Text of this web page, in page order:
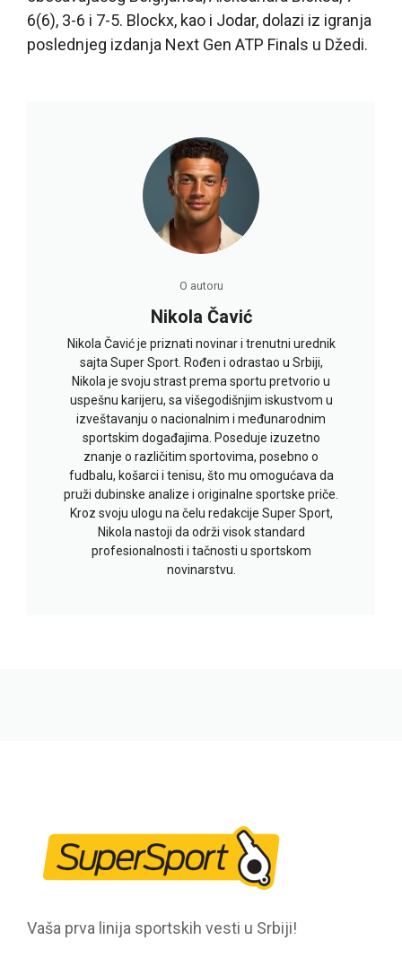
6(6), 3-6 i 7-5. Blockx, kao i Jodar, dolazi iz igranja
poslednjeg izdanja Next Gen ATP Finals u Džedi.
O autoru
Nikola Čavić
Nikola Čavić je priznati novinar i trenutni urednik
sajta Super Sport. Rođen i odrastao u Srbiji,
Nikola je svoju strast prema sportu pretvorio u
uspešnu karijeru, sa višegodišnjim iskustvom u
izveštavanju o nacionalnim i međunarodnim
sportskim događajima. Poseduje izuzetno
znanje o različitim sportovima, posebno o
fudbalu, košarci i tenisu, što mu omogućava da
pruži dubinske analize i originalne sportske priče.
Kroz svoju ulogu na čelu redakcije Super Sport,
Nikola nastoji da održi visok standard
profesionalnosti i tačnosti u sportskom
novinarstvu.
Vaša prva linija sportskih vesti u Srbiji!